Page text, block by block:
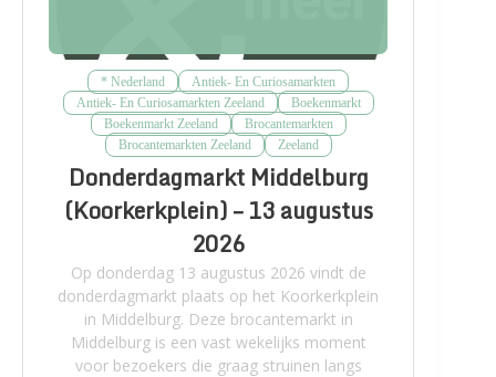
* Nederland
Antiek- En Curiosamarkten
Antiek- En Curiosamarkten Zeeland
Boekenmarkt
Boekenmarkt Zeeland
Brocantemarkten
Brocantemarkten Zeeland
Zeeland
Donderdagmarkt Middelburg
(Koorkerkplein) – 13 augustus
2026
Op donderdag 13 augustus 2026 vindt de
donderdagmarkt plaats op het Koorkerkplein
in Middelburg. Deze brocantemarkt in
Middelburg is een vast wekelijks moment
voor bezoekers die graag struinen langs